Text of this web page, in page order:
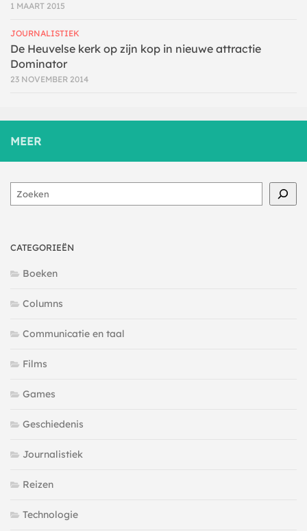
1 MAART 2015
JOURNALISTIEK
De Heuvelse kerk op zijn kop in nieuwe attractie
Dominator
23 NOVEMBER 2014
MEER
Zoeken
CATEGORIEËN
Boeken
Columns
Communicatie en taal
Films
Games
Geschiedenis
Journalistiek
Reizen
Technologie